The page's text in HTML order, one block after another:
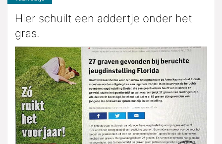
Hier schuilt een addertje onder het
gras.